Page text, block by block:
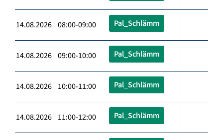
14.08.2026 08:00-09:00 Pal_Schlämm
14.08.2026 09:00-10:00 Pal_Schlämm
14.08.2026 10:00-11:00 Pal_Schlämm
14.08.2026 11:00-12:00 Pal_Schlämm